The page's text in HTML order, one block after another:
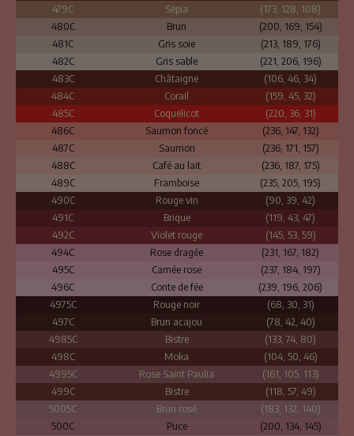
479C
Sépia
(173, 128, 108)
480C
Brun
(200, 169, 154)
481C
Gris soie
(213, 189, 176)
482C
Gris sable
(221, 206, 196)
483C
Châtaigne
(106, 46, 34)
484C
Corail
(159, 45, 32)
485C
Coquelicot
(220, 36, 31)
486C
Saumon foncé
(236, 147, 132)
487C
Saumon
(236, 171, 157)
488C
Café au lait
(236, 187, 175)
489C
Framboise
(235, 205, 195)
490C
Rouge vin
(90, 39, 42)
491C
Brique
(119, 43, 47)
492C
Violet rouge
(145, 53, 59)
494C
Rose dragée
(231, 167, 182)
495C
Camée rose
(237, 184, 197)
496C
Conte de fée
(239, 196, 206)
4975C
Rouge noir
(68, 30, 31)
497C
Brun acajou
(78, 42, 40)
4985C
Bistre
(133, 74, 80)
498C
Moka
(104, 50, 46)
4995C
Rose Saint Paulia
(161, 105, 113)
499C
Bistre
(118, 57, 49)
5005C
Brun rosé
(183, 132, 140)
500C
Puce
(200, 134, 145)